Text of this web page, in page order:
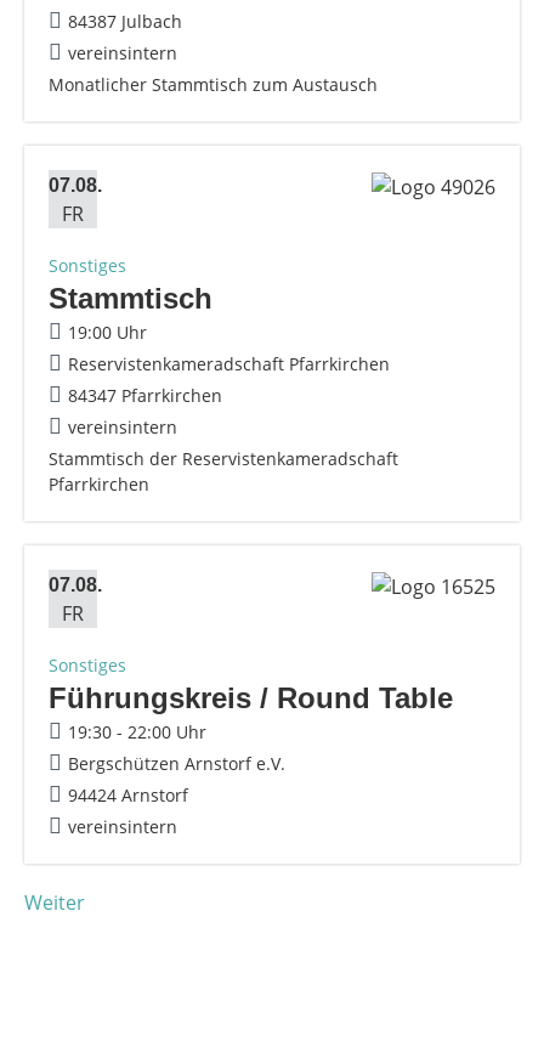
84387 Julbach
vereinsintern
Monatlicher Stammtisch zum Austausch
07.08.
FR
Sonstiges
Stammtisch
19:00 Uhr
Reservistenkameradschaft Pfarrkirchen
84347 Pfarrkirchen
vereinsintern
Stammtisch der Reservistenkameradschaft
Pfarrkirchen
07.08.
FR
Sonstiges
Führungskreis / Round Table
19:30 - 22:00 Uhr
Bergschützen Arnstorf e.V.
94424 Arnstorf
vereinsintern
Weiter